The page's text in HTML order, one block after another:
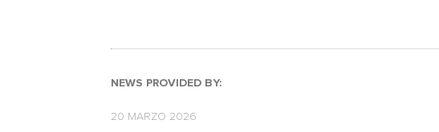
NEWS PROVIDED BY:
20 MARZO 2026